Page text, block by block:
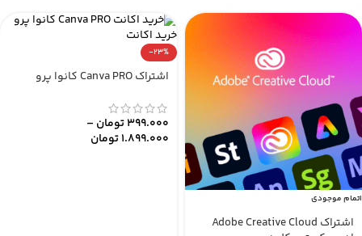
اتمام موجودی
اشتراک Adobe Creative Cloud
-23%
اشتراک Canva PRO کانوا پرو
399.000تومان –
1.899.000تومان